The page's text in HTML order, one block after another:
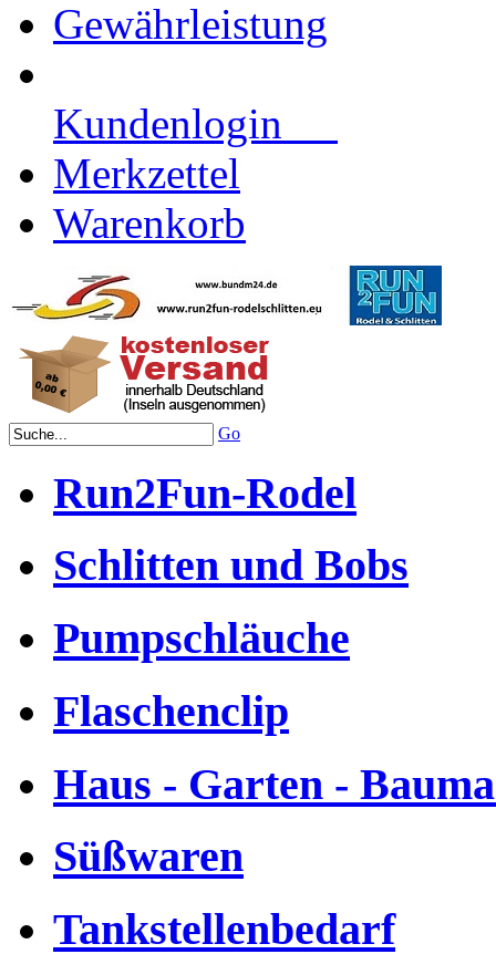
Gewährleistung
Kundenlogin
Merkzettel
Warenkorb
Go
Run2Fun-Rodel
Schlitten und Bobs
Pumpschläuche
Flaschenclip
Haus - Garten -
Süßwaren
Tankstellenbedarf